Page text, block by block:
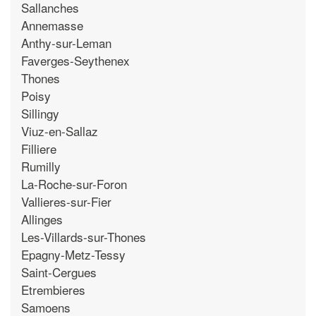
Sallanches
Annemasse
Anthy-sur-Leman
Faverges-Seythenex
Thones
Poisy
Sillingy
Viuz-en-Sallaz
Filliere
Rumilly
La-Roche-sur-Foron
Vallieres-sur-Fier
Allinges
Les-Villards-sur-Thones
Epagny-Metz-Tessy
Saint-Cergues
Etrembieres
Samoens